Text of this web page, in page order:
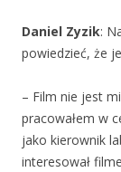
Daniel Zyzik:
powiedzieć, że
– Film nie jest
pracowałem w
jako kierownik
interesował